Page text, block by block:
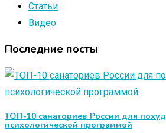
Статьи
Видео
Последние посты
ТОП-10 санаториев России для
психологической программой